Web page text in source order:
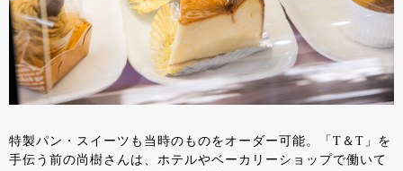
特製パン・スイーツも当時のものをオーダー可能。「T＆T」を
手伝う前の尚樹さんは、ホテルやベーカリーショップで働いて